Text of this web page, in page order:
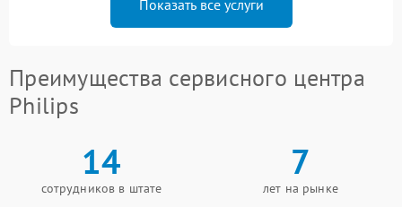
Показать все услуги
Преимущества сервисного центра
Philips
14
сотрудников в штате
7
лет на рынке